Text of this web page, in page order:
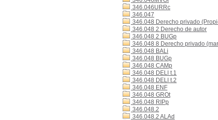
346.046URRc
346.047
346.048 Derecho privado
346.048 2 Derecho de autor
346.048 2 BUGp
346.048 8 Derecho privado
346.048 BALi
346.048 BUGp
346.048 CAMp
346.048 DELl t.1
346.048 DELl t.2
346.048 ENF
346.048 GROt
346.048 RIPp
346.048.2
346.048.2 ALAd